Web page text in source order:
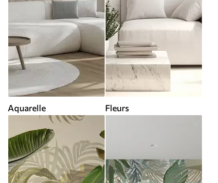
Aquarelle Fleurs